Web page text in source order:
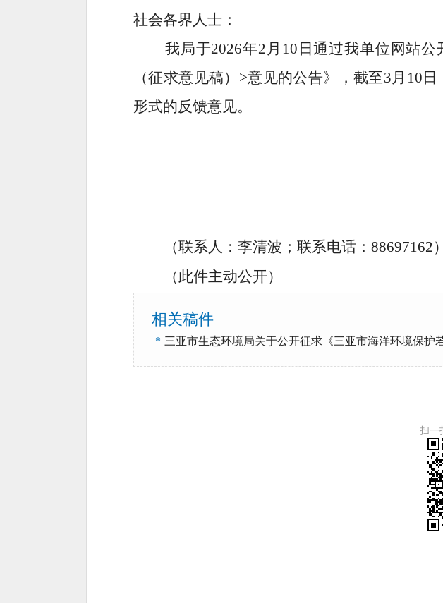
社会各界人士 ：
我局于2026年2 月 10 日通过我单位网站
（征求意见稿） >意见的公告》，截至3月 10 日
形式的反馈意见。
（联系人： 李清波 ；联系电话： 88697162）
（此件主动公开）
相关稿件
* 三亚市生态环境局关于公开征求《三亚市海洋环境保护
扫一